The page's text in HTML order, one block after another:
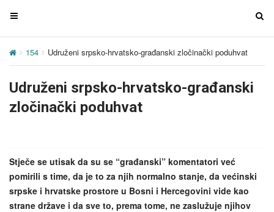
T
g
e
n
g
a
t
i
T
a
154 Udruženi srpsko-hrvatsko-građanski zločinački poduhvat
Udruženi srpsko-hrvatsko-građanski
zločinački poduhvat
Stječe se utisak da su se “građanski” komentatori već
pomirili s time, da je to za njih normalno stanje, da većinski
srpske i hrvatske prostore u Bosni i Hercegovini vide kao
strane države i da sve to, prema tome, ne zaslužuje njihov